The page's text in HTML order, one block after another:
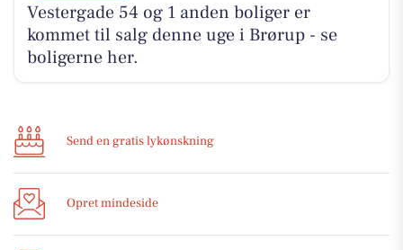
Vestergade 54 og 1 anden boliger er
kommet til salg denne uge i Brørup - se
boligerne her.
Send en gratis lykønskning
Opret mindeside